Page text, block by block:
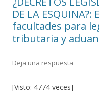
DE LA
facultades para
tributaria y
Deja una respuesta
[Visto: 4774 veces]